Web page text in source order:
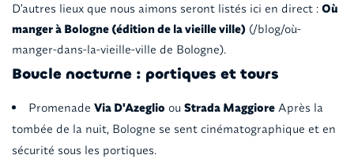
D'autres lieux que nous aimons seront listés ici en direct : Où
manger à Bologne (édition de la vieille ville)(/blog/où-
manger-dans-la-vieille-ville de Bologne).
Boucle nocturne : portiques et tours
Promenade Via D'Azeglio ou Strada MaggioreAprès la
tombée de la nuit, Bologne se sent cinématographique et en
sécurité sous les portiques.